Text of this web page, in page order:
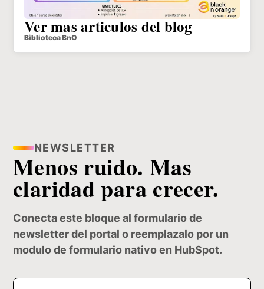
Ver mas articulos del blog
Biblioteca BnO
NEWSLETTER
Menos ruido. Mas
claridad para crecer.
Conecta este bloque al formulario de
newsletter del portal o reemplazalo por un
modulo de formulario nativo en HubSpot.